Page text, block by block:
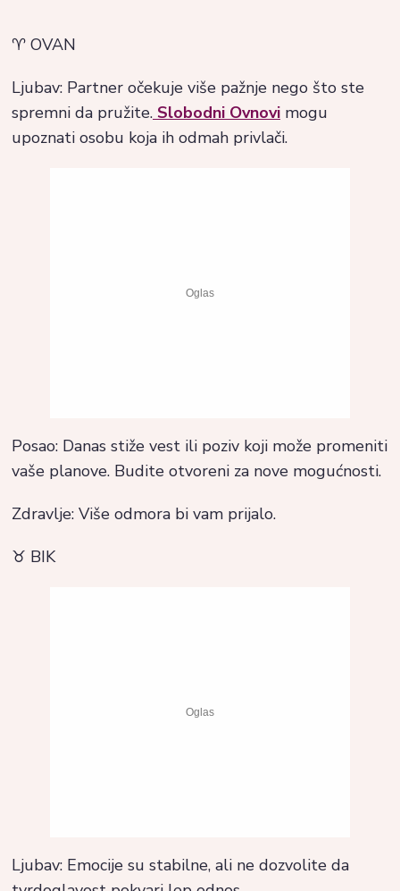
♈ OVAN
Ljubav: Partner očekuje više pažnje nego što ste
spremni da pružite. Slobodni Ovnovi mogu
upoznati osobu koja ih odmah privlači.
Posao: Danas stiže vest ili poziv koji može promeniti
vaše planove. Budite otvoreni za nove mogućnosti.
Zdravlje: Više odmora bi vam prijalo.
♉ BIK
Ljubav: Emocije su stabilne, ali ne dozvolite da